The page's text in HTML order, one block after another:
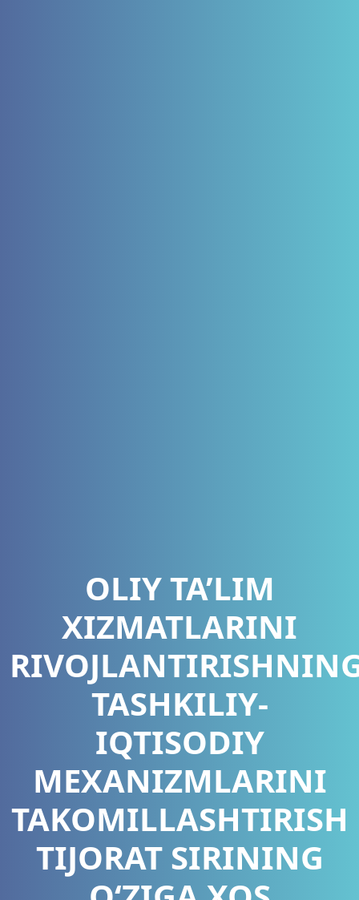
OLIY TA’LIM
XIZMATLARINI
TASHKILIY-
IQTISODIY
MEXANIZMLARINI
TAKOMILLASHTIRISH
TIJORAT SIRINING